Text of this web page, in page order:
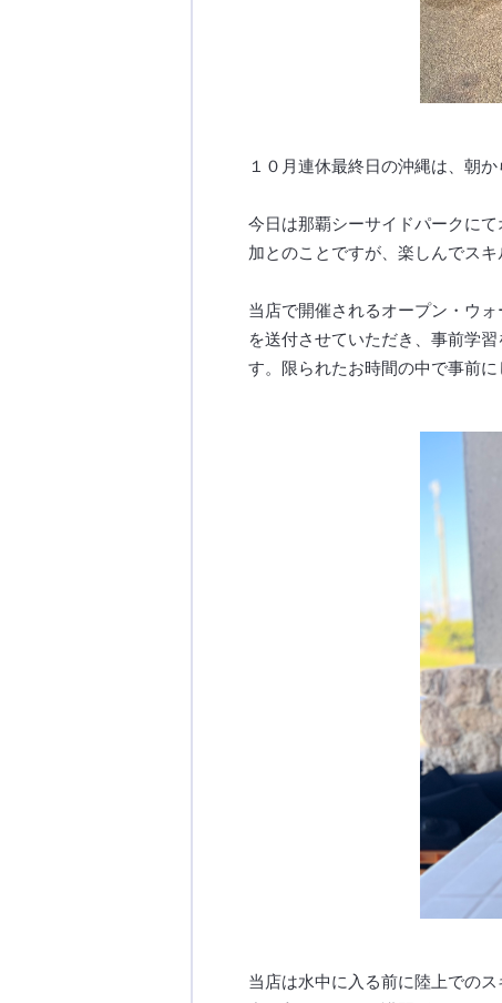
１０月連休最終日の沖縄は、朝
今日は那覇シーサイドパークに
加とのことですが、楽しんでス
当店で開催されるオープン・ウ
を送付させていただき、事前学
す。限られたお時間の中で事前
当店は水中に入る前に陸上での